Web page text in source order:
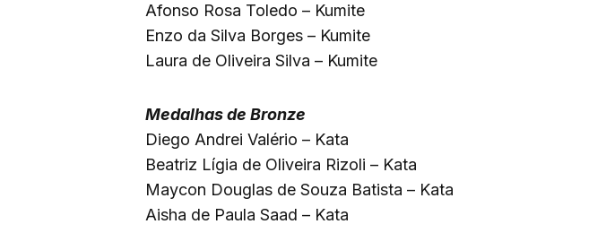
Afonso Rosa Toledo – Kumite
Enzo da Silva Borges – Kumite
Laura de Oliveira Silva – Kumite
Medalhas de Bronze
Diego Andrei Valério – Kata
Beatriz Lígia de Oliveira Rizoli – Kata
Maycon Douglas de Souza Batista – Kata
Aisha de Paula Saad – Kata